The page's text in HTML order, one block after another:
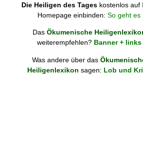
Die Heiligen des Tages kostenlos auf
Homepage einbinden: So geht es
Das Ökumenische
weiterempfehlen? Banner + links
Was andere über das
Heiligenlexikon sagen: Lob und